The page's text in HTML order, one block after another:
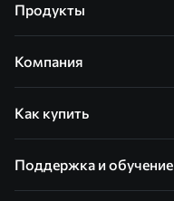
Продукты
Компания
Как купить
Поддержка и обучение